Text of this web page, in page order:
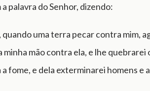
a palavra do Senhor, dizendo:
quando uma terra pecar contra mim,
mão contra ela, e lhe quebrarei
fome, e dela exterminarei homens e